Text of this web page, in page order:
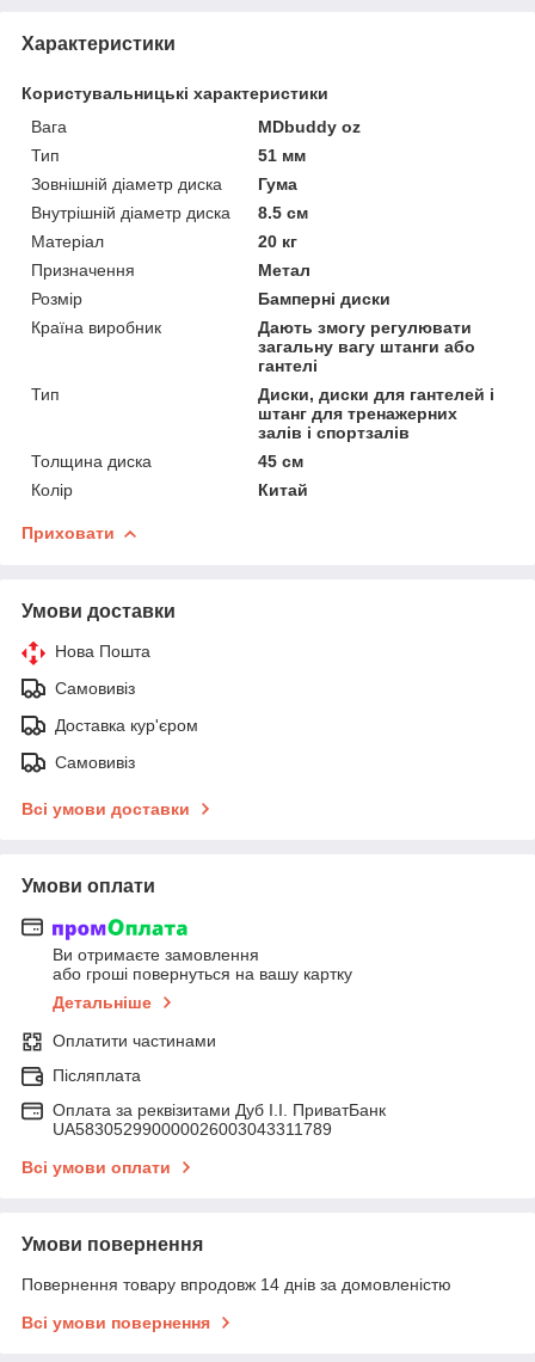
Характеристики
Користувальницькі характеристики
Вага
MDbuddy oz
Тип
51 мм
Зовнішній діаметр диска
Гума
Внутрішній діаметр диска
8.5 см
Матеріал
20 кг
Призначення
Метал
Розмір
Бамперні диски
Країна виробник
Дають змогу регулювати
загальну вагу штанги або
гантелі
Тип
Диски, диски для гантелей і
штанг для тренажерних
залів і спортзалів
Толщина диска
45 см
Колір
Китай
Приховати
Умови доставки
Нова Пошта
Самовивіз
Доставка кур'єром
Самовивіз
Всі умови доставки
Умови оплати
Ви отримаєте замовлення
або гроші повернуться на вашу картку
Детальніше
Оплатити частинами
Післяплата
Оплата за реквізитами Дуб І.І. ПриватБанк
UA583052990000026003043311789
Всі умови оплати
Умови повернення
Повернення товару впродовж 14 днів за домовленістю
Всі умови повернення